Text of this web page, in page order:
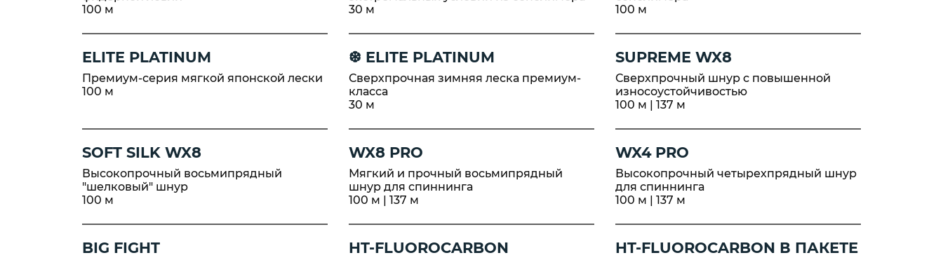
100 м
30 м
100 м
ELITE PLATINUM
Премиум-серия мягкой японской лески
100 м
❆ ELITE PLATINUM
Сверхпрочная зимняя леска премиум-
класса
30 м
SUPREME WX8
Сверхпрочный шнур с повышенной
износоустойчивостью
100 м | 137 м
SOFT SILK WX8
Высокопрочный восьмипрядный
"шелковый" шнур
100 м
WX8 PRO
Мягкий и прочный восьмипрядный
шнур для спиннинга
100 м | 137 м
WX4 PRO
Высокопрочный четырехпрядный шнур
для спиннинга
100 м | 137 м
BIG FIGHT HT-FLUOROCARBON HT-FLUOROCARBON В ПАКЕТЕ